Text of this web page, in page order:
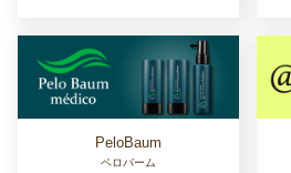
PeloBaum
ペロバーム